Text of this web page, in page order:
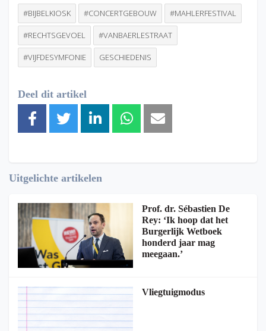
#BIJBELKIOSK #CONCERTGEBOUW #MAHLERFESTIVAL
#RECHTSGEVOEL #VANBAERLESTRAAT
#VIJFDESYMFONIE GESCHIEDENIS
Deel dit artikel
Uitgelichte artikelen
Prof. dr. Sébastien De
Rey: ‘Ik hoop dat het
Burgerlijk Wetboek
honderd jaar mag
meegaan.’
Vliegtuigmodus